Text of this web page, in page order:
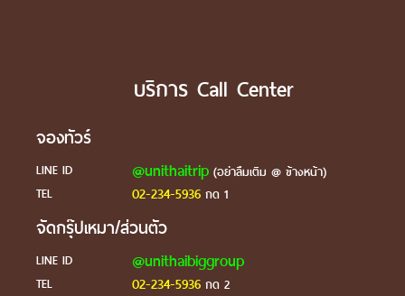
บริการ Call Center
จองทัวร์
LINE ID @unithaitrip(อย่าลืมเติม @ ข้างหน้า)
TEL
02-234-5936กด 1
จัดกรุ๊ปเหมา/ส่วนตัว
LINE ID @unithaibiggroup
TEL 02-234-5936กด 2